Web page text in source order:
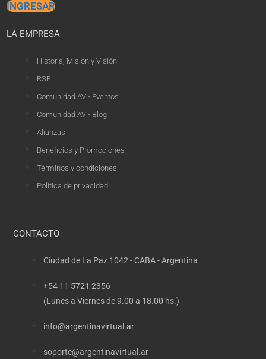
INGRESAR
LA EMPRESA
Historia, Misión y Visión
RSE
Comunidad AV - Eventos
Comunidad AV - Blog
Alianzas
Beneficios y Promociones
Términos y condiciones
Política de privacidad
CONTACTO
Ciudad de La Paz 1042 - CABA - Argentina
+54 11 5721 2356
(Lunes a Viernes de 9.00 a 18.00 hs.)
info@argentinavirtual.ar
soporte@argentinavirtual.ar